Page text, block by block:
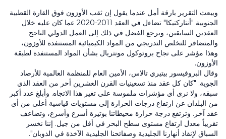
ويبعث التقرير بارقة أمل عندما يقول إن ثقب الأوزون فوق القارة القطبية
الجنوبية "أنتاركتيكا" تضاءل في العقد 2011-2020 عما كان عليه خلال
العقدين السابقين، ويرجع الفضل في ذلك إلى العمل الدولي الناجح
والمتضافر للتخلص التدريجي من المواد الكيميائية المستنفدة للأوزون،
وهذا مؤشر على نجاح بروتوكول مونتريال بشأن المواد المستنفدة لطبقة
الأوزون.
وقال البروفيسور بيتيري تالاس، الأمين العام للمنظمة العالمية للأرصاد
الجوية: "كان كل عقد منذ تسعينيات القرن العشرين أحر من العقد الذي
سبقه، ولا نرى أي مؤشرات ملموسة على تغير هذا الاتجاه. وأبلغ عدد أكبر
من البلدان عن ارتفاع درجات الحرارة إلى مستويات قياسية أعلى من أي
عقد آخر. وترتفع درجة حرارة محيطاتنا بوتيرة أسرع وأسرع، وتضاعف
تقريباً معدل ارتفاع مستوى سطح البحر في أقل من جيل. إننا نخسر
السباق لإنقاذ أنهارنا الجليدية وصفائحنا الجليدية الآخذة في الذوبان".